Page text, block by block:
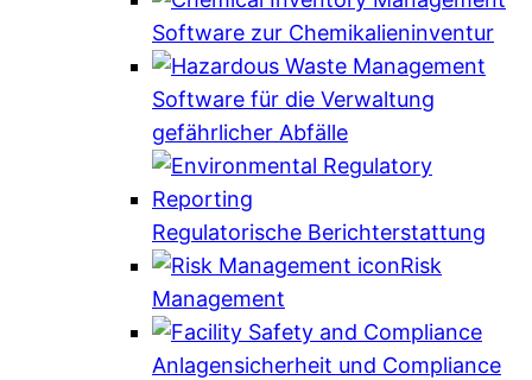
Software zur Chemikalieninventur
Software für die Verwaltung
gefährlicher Abfälle
Regulatorische Berichterstattung
Risk
Management
Anlagensicherheit und Compliance